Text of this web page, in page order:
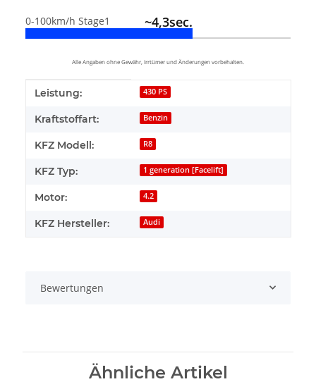
0-100km/h Stage1 ~4,3sec.
Alle Angaben ohne Gewähr, Irrtümer und Änderungen vorbehalten.
Produkteigenschaft
Wert
Leistung: 430 PS
Kraftstoffart: Benzin
KFZ Modell: R8
KFZ Typ: 1 generation [Facelift]
Motor: 4.2
KFZ Hersteller: Audi
Bewertungen
Ähnliche Artikel